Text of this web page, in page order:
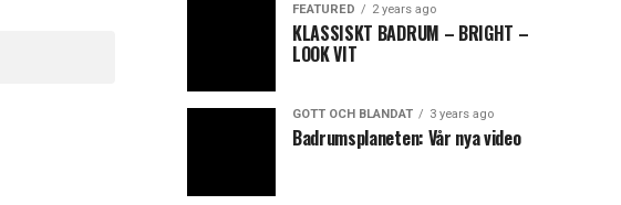
FEATURED 2 years ago
KLASSISKT BADRUM – BRIGHT –
LOOK VIT
GOTT OCH BLANDAT 3 years ago
Badrumsplaneten: Vår nya video